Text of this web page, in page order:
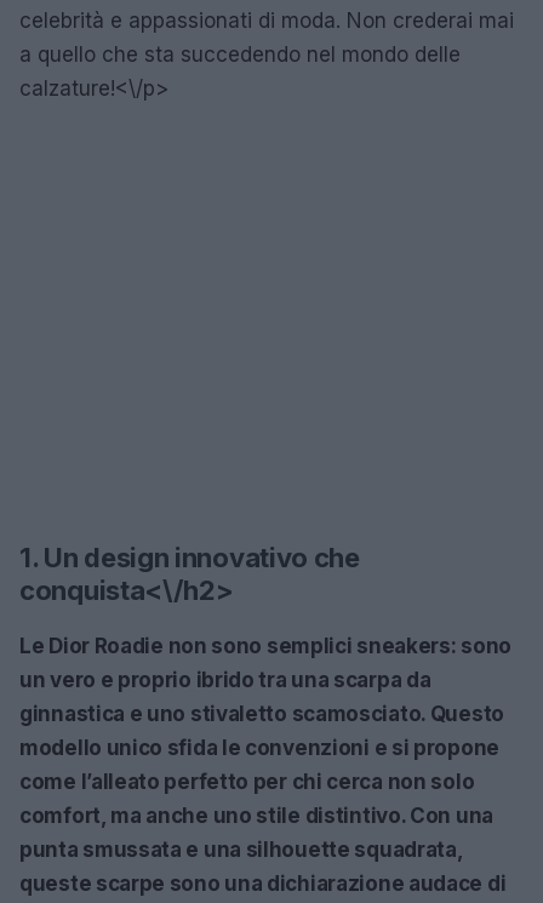
celebrità e appassionati di moda. Non crederai mai
a quello che sta succedendo nel mondo delle
calzature!<\/p>
1. Un design innovativo che
conquista<\/h2>
Le Dior Roadie non sono semplici sneakers: sono
un vero e proprio ibrido tra una scarpa da
ginnastica e uno stivaletto scamosciato. Questo
modello unico sfida le convenzioni e si propone
come l’alleato perfetto per chi cerca non solo
comfort, ma anche uno stile distintivo. Con una
punta smussata e una silhouette squadrata,
queste scarpe sono una dichiarazione audace di